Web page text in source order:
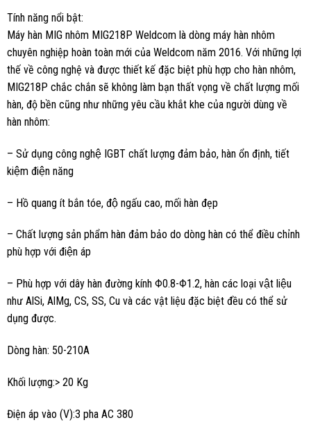
Tính năng nổi bật:
Máy hàn MIG nhôm MIG218P Weldcom là dòng máy hàn nhôm
chuyên nghiệp hoàn toàn mới của Weldcom năm 2016. Với những lợi
thế về công nghệ và được thiết kế đặc biệt phù hợp cho hàn nhôm,
MIG218P chắc chắn sẽ không làm bạn thất vọng về chất lượng mối
hàn, độ bền cũng như những yêu cầu khắt khe của người dùng về
hàn nhôm:
– Sử dụng công nghệ IGBT chất lượng đảm bảo, hàn ổn định, tiết
kiệm điện năng
– Hồ quang ít bắn tóe, độ ngấu cao, mối hàn đẹp
– Chất lượng sản phẩm hàn đảm bảo do dòng hàn có thể điều chỉnh
phù hợp với điện áp
– Phù hợp với dây hàn đường kính Φ0.8-Φ1.2, hàn các loại vật liệu
như AlSi, AlMg, CS, SS, Cu và các vật liệu đặc biệt đều có thể sử
dụng được.
Dòng hàn: 50-210A
Khối lượng:> 20 Kg
Điện áp vào (V):3 pha AC 380